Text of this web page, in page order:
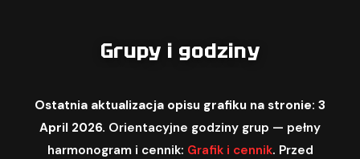
Grupy i godziny
Ostatnia aktualizacja opisu grafiku na stronie: 3
April 2026. Orientacyjne godziny grup — pełny
harmonogram i cennik: Grafik i cennik. Przed